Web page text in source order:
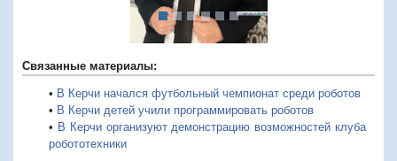
Связанные материалы:
• В Керчи начался футбольный чемпионат среди роботов
• В Керчи детей учили программировать роботов
• В Керчи организуют демонстрацию возможностей клуба
робототехники